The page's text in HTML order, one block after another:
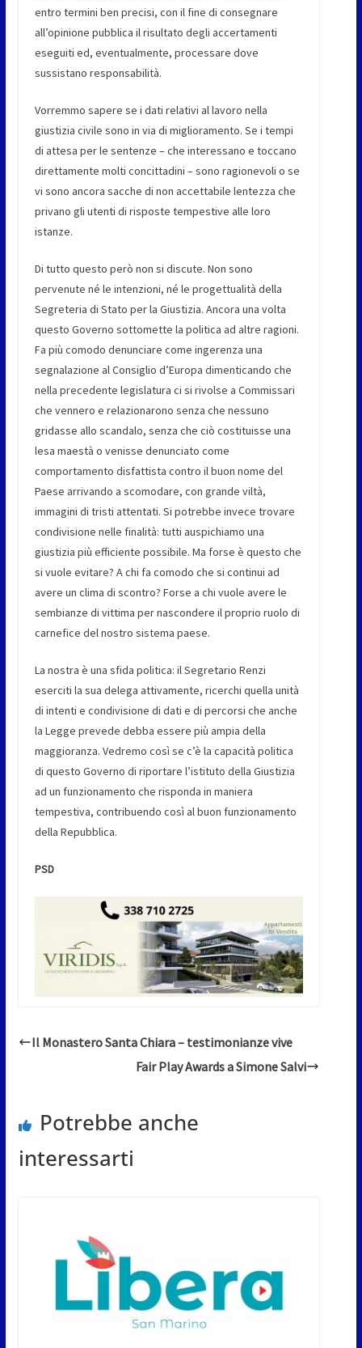
entro termini ben precisi, con il fine di consegnare
all’opinione pubblica il risultato degli accertamenti
eseguiti ed, eventualmente, processare dove
sussistano responsabilità.
Vorremmo sapere se i dati relativi al lavoro nella
giustizia civile sono in via di miglioramento. Se i tempi
di attesa per le sentenze – che interessano e toccano
direttamente molti concittadini – sono ragionevoli o se
vi sono ancora sacche di non accettabile lentezza che
privano gli utenti di risposte tempestive alle loro
istanze.
Di tutto questo però non si discute. Non sono
pervenute né le intenzioni, né le progettualità della
Segreteria di Stato per la Giustizia. Ancora una volta
questo Governo sottomette la politica ad altre ragioni.
Fa più comodo denunciare come ingerenza una
segnalazione al Consiglio d’Europa dimenticando che
nella precedente legislatura ci si rivolse a Commissari
che vennero e relazionarono senza che nessuno
gridasse allo scandalo, senza che ciò costituisse una
lesa maestà o venisse denunciato come
comportamento disfattista contro il buon nome del
Paese arrivando a scomodare, con grande viltà,
immagini di tristi attentati. Si potrebbe invece trovare
condivisione nelle finalità: tutti auspichiamo una
giustizia più efficiente possibile. Ma forse è questo che
si vuole evitare? A chi fa comodo che si continui ad
avere un clima di scontro? Forse a chi vuole avere le
sembianze di vittima per nascondere il proprio ruolo di
carnefice del nostro sistema paese.
La nostra è una sfida politica: il Segretario Renzi
eserciti la sua delega attivamente, ricerchi quella unità
di intenti e condivisione di dati e di percorsi che anche
la Legge prevede debba essere più ampia della
maggioranza. Vedremo così se c’è la capacità politica
di questo Governo di riportare l’istituto della Giustizia
ad un funzionamento che risponda in maniera
tempestiva, contribuendo così al buon funzionamento
della Repubblica.
PSD
Il Monastero Santa Chiara – testimonianze vive
Fair Play Awards a Simone Salvi
Potrebbe anche
interessarti